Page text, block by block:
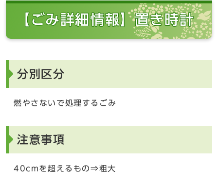
【ごみ詳細情報】置き時計
分別区分
燃やさないで処理するごみ
注意事項
40cmを超えるもの⇒粗大